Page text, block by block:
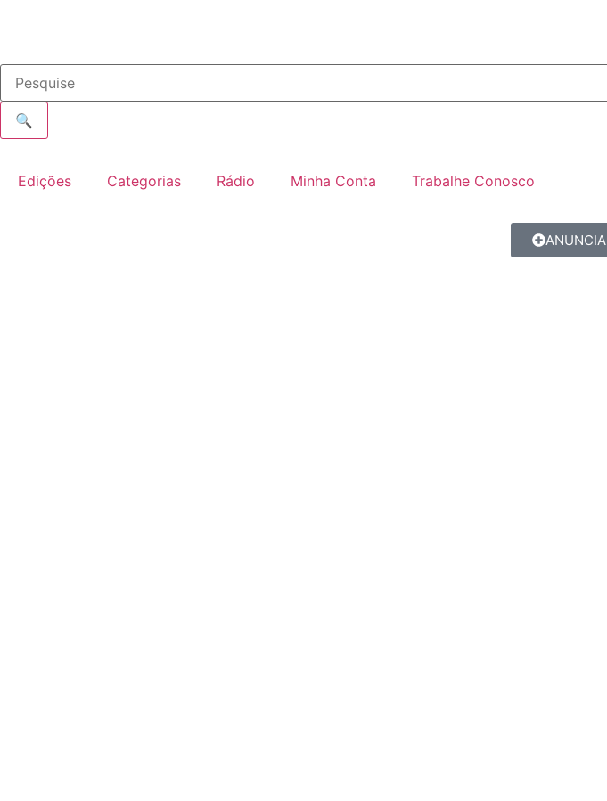
🔍
Edições Categorias Rádio Minha Conta Trabalhe Conosco